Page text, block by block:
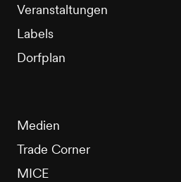
Veranstaltungen
Labels
Dorfplan
Medien
Trade Corner
MICE